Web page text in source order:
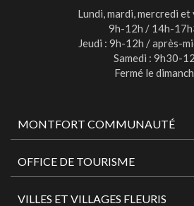
Lundi, mardi, mercredi et
9h-12h / 14h-
Jeudi : 9h-12h / après-
Samedi : 9h30-
Fermé le
MONTFORT COMMUNAUTÉ
OFFICE DE TOURISME
VILLES ET VILLAGES FLEURIS